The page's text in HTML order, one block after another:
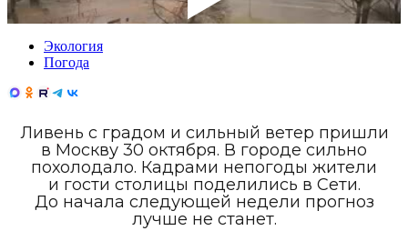
Экология
Погода
Ливень с градом и сильный ветер пришли
в Москву 30 октября. В городе сильно
похолодало. Кадрами непогоды жители
и гости столицы поделились в Сети.
До начала следующей недели прогноз
лучше не станет.